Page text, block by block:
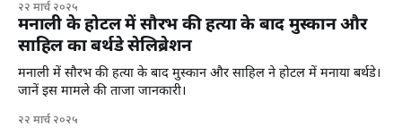
२२ मार्च २०२५
मनाली के होटल में सौरभ की हत्या के बाद मुस्कान और
साहिल का बर्थडे सेलिब्रेशन
मनाली में सौरभ की हत्या के बाद मुस्कान और साहिल ने होटल में मनाया बर्थडे।
जानें इस मामले की ताजा जानकारी।
२२ मार्च २०२५